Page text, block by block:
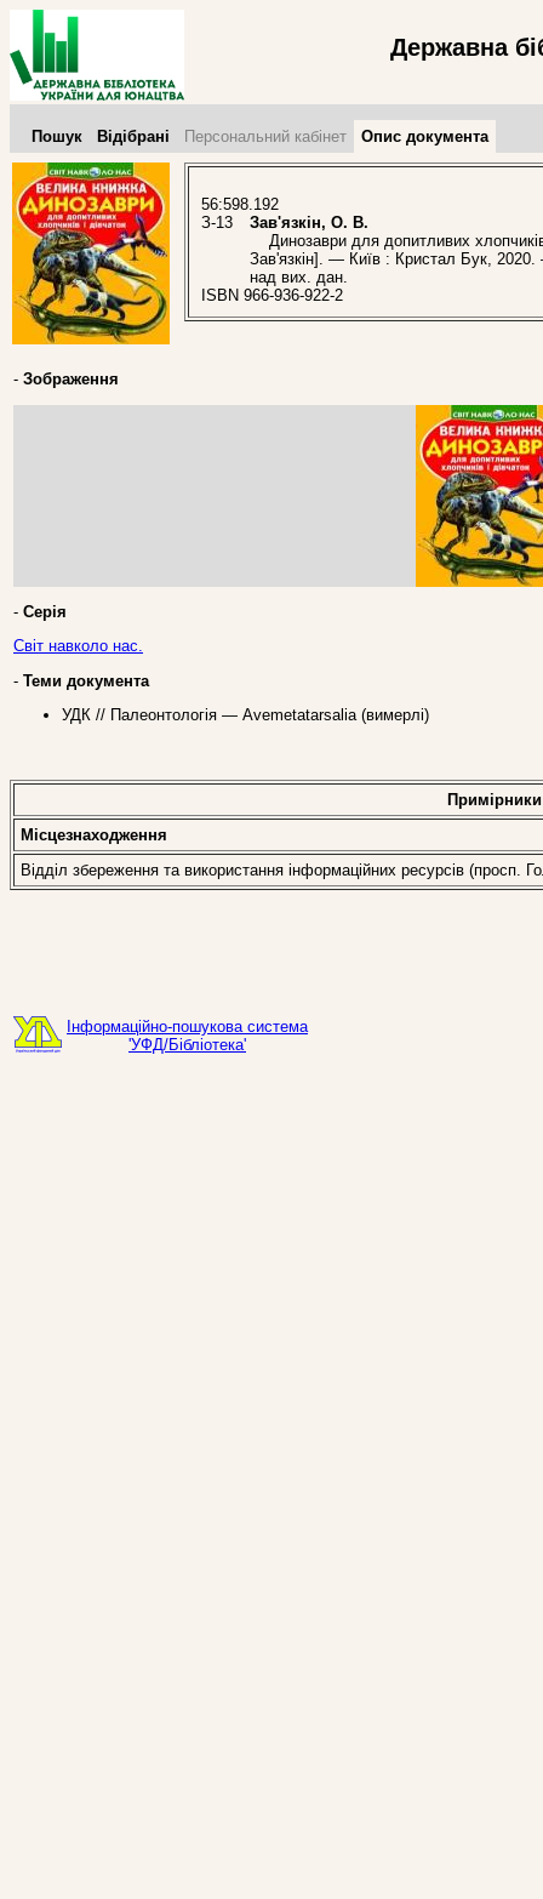
Державна
Пошук Відібрані Персональний кабінет Опис документа
56:598.192
З-13
Зав'язкін, О. В.
Динозаври для допитливих
Зав'язкін]. — Київ : Кристал Бук,
над вих. дан.
ISBN 966-936-922-2
- Зображення
- Серія
Світ навколо нас.
- Теми документа
УДК // Палеонтологія — Avemetatarsalia (вимерлі)
Примірники
Місцезнаходження
Відділ збереження та використання інформаційних ресурсів (просп.
Інформаційно-пошукова система
'УФД/Бібліотека'